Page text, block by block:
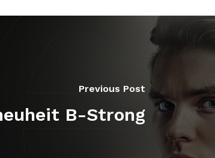
Previous Post
B-Strong